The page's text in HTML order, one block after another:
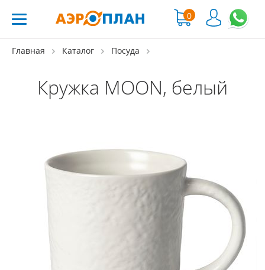
0
Главная Каталог Посуда
Кружка MOON, белый